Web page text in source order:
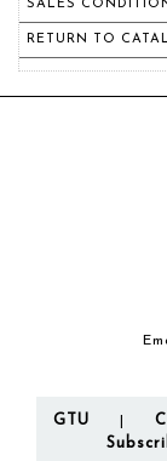
SALES
RETURN TO
GTU